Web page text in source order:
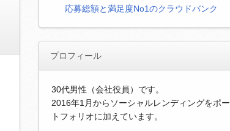
応募総額と満足度No1のクラウドバンク
プロフィール
30代男性（会社役員）です。
2016年1月からソーシャルレンディングをポー
トフォリオに加えています。